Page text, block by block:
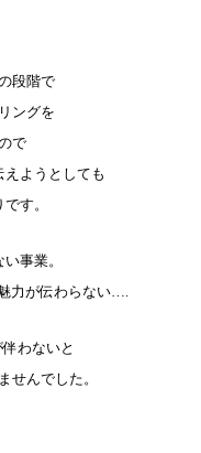
段階で
ングを
で
ようとしても
す。
事業。
力が伝わらない….
わないと
せんでした。